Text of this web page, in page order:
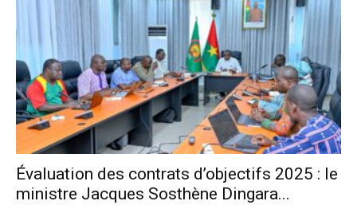
Évaluation des contrats d’objectifs 2025 : le
ministre Jacques Sosthène Dingara...